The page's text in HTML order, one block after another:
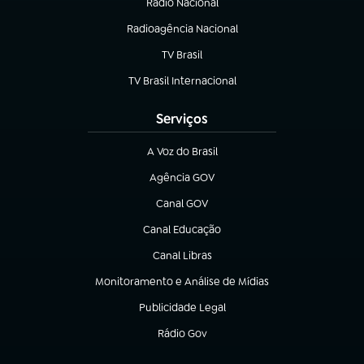
Radioagência Nacional
(abre em nova aba)
TV Brasil
(abre em nova aba)
TV Brasil Internacional
(abre em nova aba)
Serviços
A Voz do Brasil
(abre em nova aba)
Agência GOV
(abre em nova aba)
Canal GOV
(abre em nova aba)
Canal Educação
(abre em nova aba)
Canal Libras
(abre em nova aba)
Monitoramento e Análise de Mídias
(abre em nova aba)
Publicidade Legal
(abre em nova aba)
Rádio Gov
(abre em nova aba)